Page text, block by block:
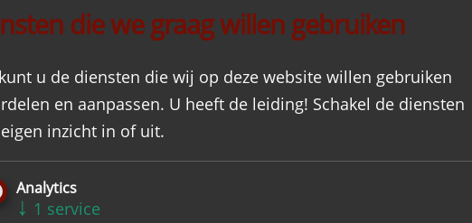
W.E.F.M.
en godsdienstig leven
inzage vereist ?
Nee
die we graag willen gebruiken
u de diensten die wij op deze website willen gebruiken
en aanpassen. U heeft de leiding! Schakel de diensten
inzicht in of uit.
Analytics
↓ 1 service